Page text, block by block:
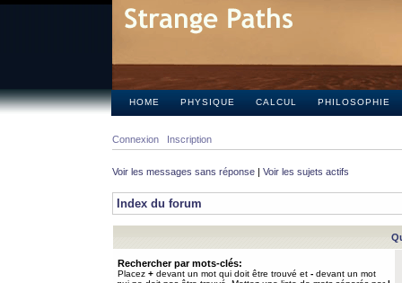
HOME PHYSIQUE CALCUL PHILOSOPHIE
Connexion Inscription
Voir les messages sans réponse | Voir les sujets actifs
Index du forum
Rechercher par mots-clés:
Placez + devant un mot qui doit être trouvé et - devant un mot